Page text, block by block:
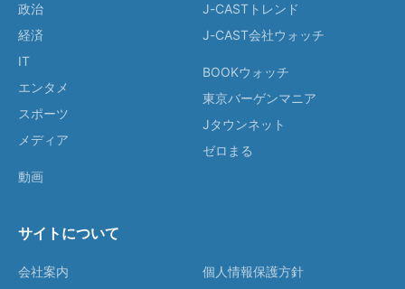
政治
経済
IT
エンタメ
スポーツ
メディア
動画
J-CASTトレンド
J-CAST会社ウォッチ
BOOKウォッチ
東京バーゲンマニア
Jタウンネット
ゼロまる
サイトについて
会社案内
個人情報保護方針